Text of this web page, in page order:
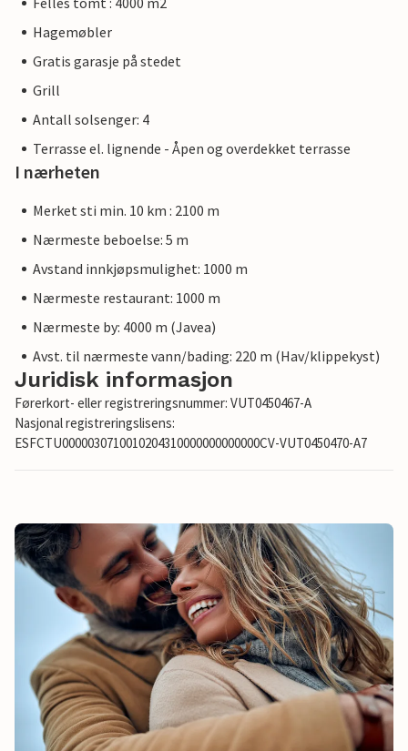
Hagemøbler
Gratis garasje på stedet
Grill
Antall solsenger: 4
Terrasse el. lignende - Åpen og overdekket terrasse
I nærheten
Merket sti min. 10 km : 2100 m
Nærmeste beboelse: 5 m
Avstand innkjøpsmulighet: 1000 m
Nærmeste restaurant: 1000 m
Nærmeste by: 4000 m (Javea)
Avst. til nærmeste vann/bading: 220 m (Hav/klippekyst)
Juridisk informasjon
Førerkort- eller registreringsnummer: VUT0450467-A
Nasjonal registreringslisens:
ESFCTU0000030710010204310000000000000CV-VUT0450470-A7